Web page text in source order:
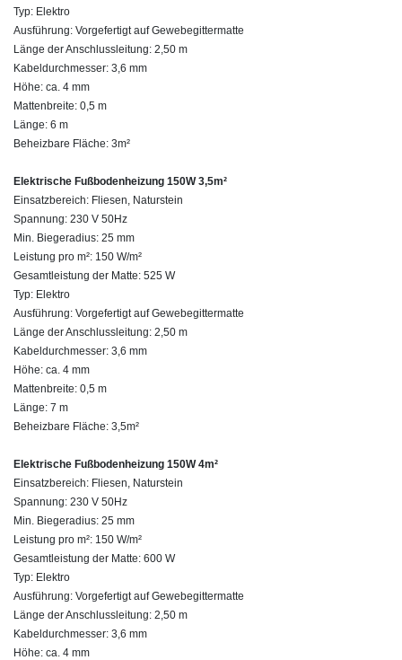
Typ: Elektro
Ausführung: Vorgefertigt auf Gewebegittermatte
Länge der Anschlussleitung: 2,50 m
Kabeldurchmesser: 3,6 mm
Höhe: ca. 4 mm
Mattenbreite: 0,5 m
Länge: 6 m
Beheizbare Fläche: 3m²
Elektrische Fußbodenheizung 150W 3,5m²
Einsatzbereich: Fliesen, Naturstein
Spannung: 230 V 50Hz
Min. Biegeradius: 25 mm
Leistung pro m²: 150 W/m²
Gesamtleistung der Matte: 525 W
Typ: Elektro
Ausführung: Vorgefertigt auf Gewebegittermatte
Länge der Anschlussleitung: 2,50 m
Kabeldurchmesser: 3,6 mm
Höhe: ca. 4 mm
Mattenbreite: 0,5 m
Länge: 7 m
Beheizbare Fläche: 3,5m²
Elektrische Fußbodenheizung 150W 4m²
Einsatzbereich: Fliesen, Naturstein
Spannung: 230 V 50Hz
Min. Biegeradius: 25 mm
Leistung pro m²: 150 W/m²
Gesamtleistung der Matte: 600 W
Typ: Elektro
Ausführung: Vorgefertigt auf Gewebegittermatte
Länge der Anschlussleitung: 2,50 m
Kabeldurchmesser: 3,6 mm
Höhe: ca. 4 mm